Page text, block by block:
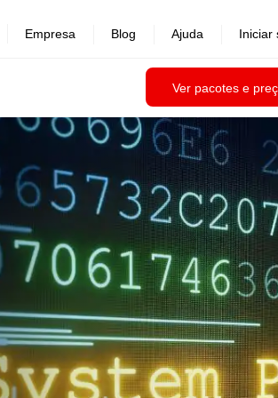
Ver pacotes e
Empresa Blog Ajuda Iniciar